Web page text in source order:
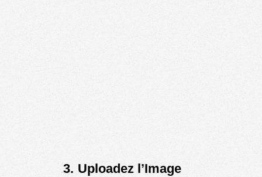
3. Uploadez l’Image